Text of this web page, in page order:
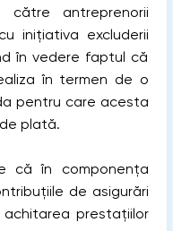
către antreprenorii
inițiativa excluderii
în vedere faptul că
în termen de o
pentru care acesta
plată.
că în componența
de asigurări
prestațiilor